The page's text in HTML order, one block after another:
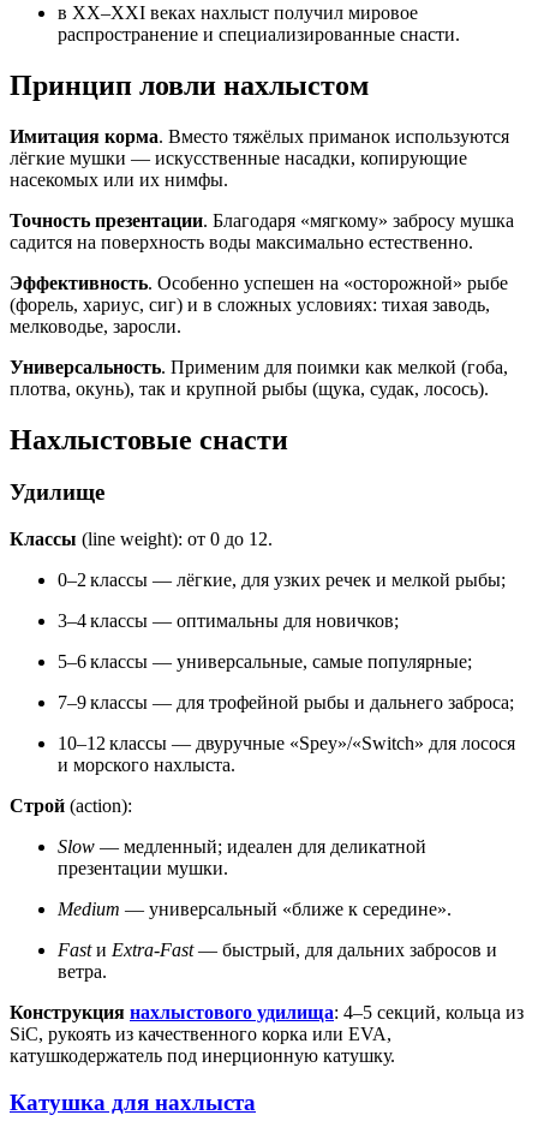
в XX–XXI веках нахлыст получил мировое
распространение и специализированные снасти.
Принцип ловли нахлыстом
Имитация корма. Вместо тяжёлых приманок используются
лёгкие мушки — искусственные насадки, копирующие
насекомых или их нимфы.
Точность презентации. Благодаря «мягкому» забросу мушка
садится на поверхность воды максимально естественно.
Эффективность. Особенно успешен на «осторожной» рыбе
(форель, хариус, сиг) и в сложных условиях: тихая заводь,
мелководье, заросли.
Универсальность. Применим для поимки как мелкой (гоба,
плотва, окунь), так и крупной рыбы (щука, судак, лосось).
Нахлыстовые снасти
Удилище
Классы (line weight): от 0 до 12.
0–2 классы — лёгкие, для узких речек и мелкой рыбы;
3–4 классы — оптимальны для новичков;
5–6 классы — универсальные, самые популярные;
7–9 классы — для трофейной рыбы и дальнего заброса;
10–12 классы — двуручные «Spey»/«Switch» для лосося
и морского нахлыста.
Строй (action):
Slow — медленный; идеален для деликатной
презентации мушки.
Medium — универсальный «ближе к середине».
Fastи Extra-Fast— быстрый, для дальних забросов и
ветра.
Конструкция нахлыстового удилища: 4–5 секций, кольца из
SiC, рукоять из качественного корка или EVA,
катушкодержатель под инерционную катушку.
Катушка для нахлыста